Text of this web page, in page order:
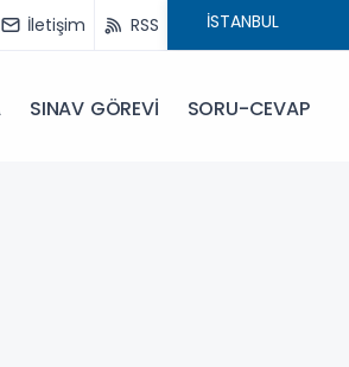
İletişim RSS
SINAV GÖREVİ SORU-CEVAP